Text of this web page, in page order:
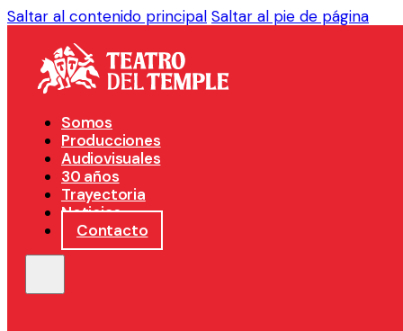
Saltar al contenido principal Saltar al pie de página
Somos
Producciones
Audiovisuales
30 años
Trayectoria
Noticias
Contacto